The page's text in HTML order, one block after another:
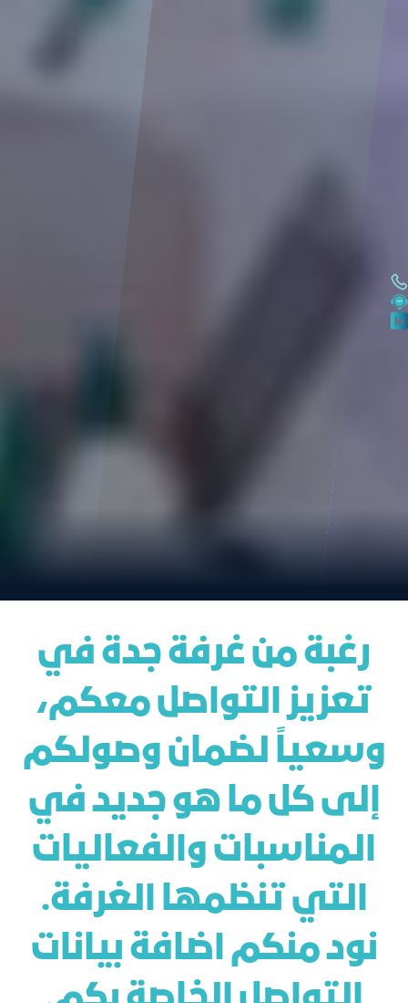
رغبة من غرفة جدة في
تعزيز التواصل معكم،
وسعياً لضمان وصولكم
إلى كل ما هو جديد في
المناسبات والفعاليات
التي تنظمها الغرفة.
نود منكم اضافة بيانات